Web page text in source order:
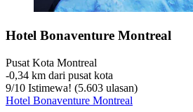
Hotel Bonaventure Montreal
Pusat Kota Montreal
‐0,34 km dari pusat kota
9/10 Istimewa! (5.603 ulasan)
Hotel Bonaventure Montreal